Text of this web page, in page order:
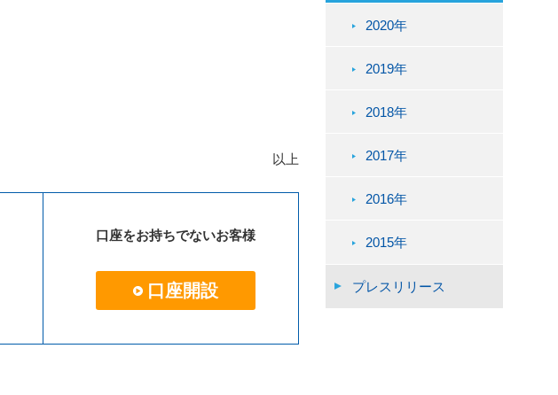
以上
口座をお持ちでないお客様
口座開設
2020年
2019年
2018年
2017年
2016年
2015年
プレスリリース